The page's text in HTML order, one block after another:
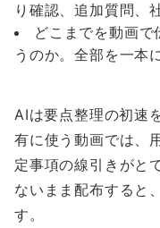
り確認、追加質問、
どこまでを動画
うのか。全部を一本
AIは要点整理の初速
有に使う動画では、
定事項の線引きがと
ないまま配布すると
す。